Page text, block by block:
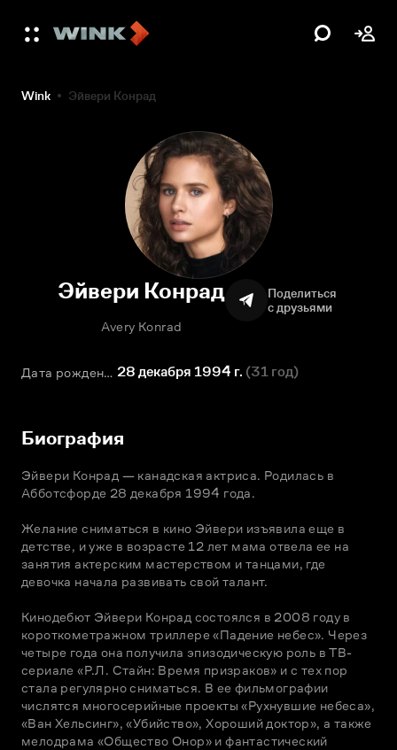
Wink Эйвери Конрад
Эйвери Конрад
Avery Konrad
Поделиться
с друзьями
Дата рождения 28 декабря 1994 г. (31 год)
Биография
Эйвери Конрад — канадская актриса. Родилась в
Абботсфорде 28 декабря 1994 года.
Желание сниматься в кино Эйвери изъявила еще в
детстве, и уже в возрасте 12 лет мама отвела ее на
занятия актерским мастерством и танцами, где
девочка начала развивать свой талант.
Кинодебют Эйвери Конрад состоялся в 2008 году в
короткометражном триллере «Падение небес». Через
четыре года она получила эпизодическую роль в ТВ-
сериале «Р.Л. Стайн: Время призраков» и с тех пор
стала регулярно сниматься. В ее фильмографии
числятся многосерийные проекты «Рухнувшие небеса»,
«Ван Хельсинг», «Убийство», Хороший доктор», а также
мелодрама «Общество Онор» и фантастический